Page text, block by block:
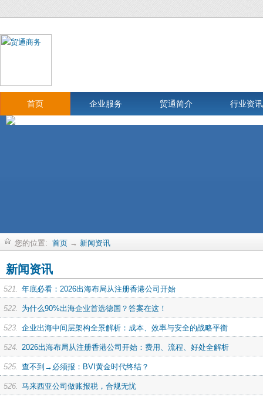
首页 企业服务 贸通简介 行业资讯
您的位置: 首页 → 新闻资讯
新闻资讯
521. 年底必看：2026出海布局从注册香港公司开始
522. 为什么90%出海企业首选德国？答案在这！
523. 企业出海中间层架构全景解析：成本、效率与安全的战略平衡
524. 2026出海布局从注册香港公司开始：费用、流程、好处全解析
525. 查不到→必须报：BVI黄金时代终结？
526. 马来西亚公司做账报税，合规无忧